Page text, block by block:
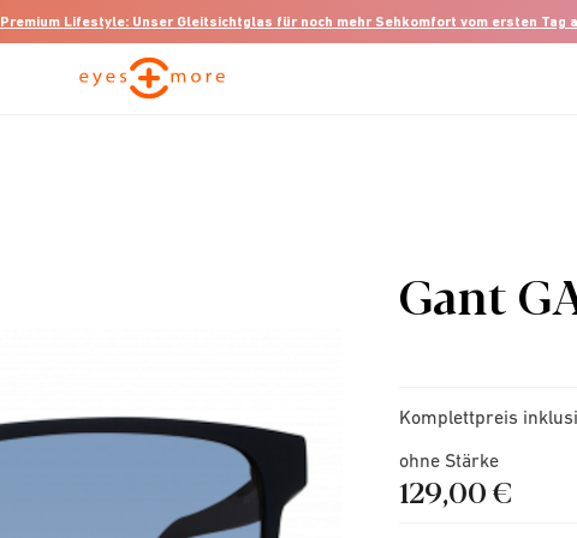
Premium Lifestyle: Unser Gleitsichtglas für noch mehr Sehkomfort vom ersten Tag
Gant
Komplettpreis
ohne Stärke
129,00 €